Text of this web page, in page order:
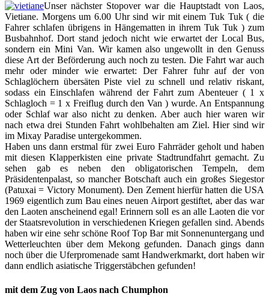
Unser nächster Stopover war die Hauptstadt von Laos,
Vietiane. Morgens um 6.00 Uhr sind wir mit einem Tuk Tuk ( die
Fahrer schlafen übrigens in Hängematten in ihrem Tuk Tuk ) zum
Busbahnhof. Dort stand jedoch nicht wie erwartet der Local Bus,
sondern ein Mini Van. Wir kamen also ungewollt in den Genuss
diese Art der Beförderung auch noch zu testen. Die Fahrt war auch
mehr oder minder wie erwartet: Der Fahrer fuhr auf der von
Schlaglöchern übersäten Piste viel zu schnell und relativ riskant,
sodass ein Einschlafen während der Fahrt zum Abenteuer ( 1 x
Schlagloch = 1 x Freiflug durch den Van ) wurde. An Entspannung
oder Schlaf war also nicht zu denken. Aber auch hier waren wir
nach etwa drei Stunden Fahrt wohlbehalten am Ziel. Hier sind wir
im Mixay Paradise untergekommen.
Haben uns dann erstmal für zwei Euro Fahrräder geholt und haben
mit diesen Klapperkisten eine private Stadtrundfahrt gemacht. Zu
sehen gab es neben den obligatorischen Tempeln, dem
Präsidentenpalast, so mancher Botschaft auch ein großes Siegestor
(Patuxai = Victory Monument). Den Zement hierfür hatten die USA
1969 eigentlich zum Bau eines neuen Airport gestiftet, aber das war
den Laoten anscheinend egal! Erinnern soll es an alle Laoten die vor
der Staatsrevolution in verschiedenen Kriegen gefallen sind. Abends
haben wir eine sehr schöne Roof Top Bar mit Sonnenuntergang und
Wetterleuchten über dem Mekong gefunden. Danach gings dann
noch über die Uferpromenade samt Handwerkmarkt, dort haben wir
dann endlich asiatische Triggerstäbchen gefunden!
mit dem Zug von Laos nach Chumphon